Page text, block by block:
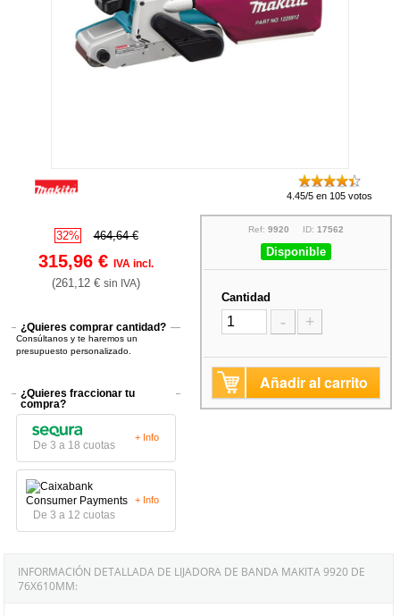
4.45/5 en 105 votos
32% 464,64 €
315,96 €IVA incl.
(261,12 €sin IVA)
¿Quieres comprar cantidad?
Consúltanos y te haremos un
presupuesto personalizado.
¿Quieres fraccionar tu
compra?
De 3 a 18 cuotas
+ Info
De 3 a 12 cuotas
+ Info
Ref: 9920 ID: 17562
Disponible
Cantidad
- +
Añadir al carrito
INFORMACIÓN DETALLADA DE LIJADORA DE BANDA MAKITA 9920 DE
76X610MM: